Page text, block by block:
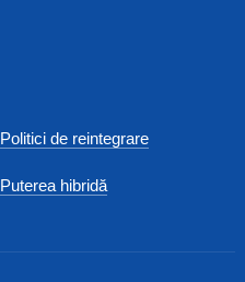
Politici de reintegrare
Puterea hibridă